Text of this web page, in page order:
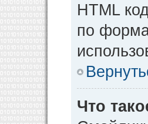
HTML
по
Что